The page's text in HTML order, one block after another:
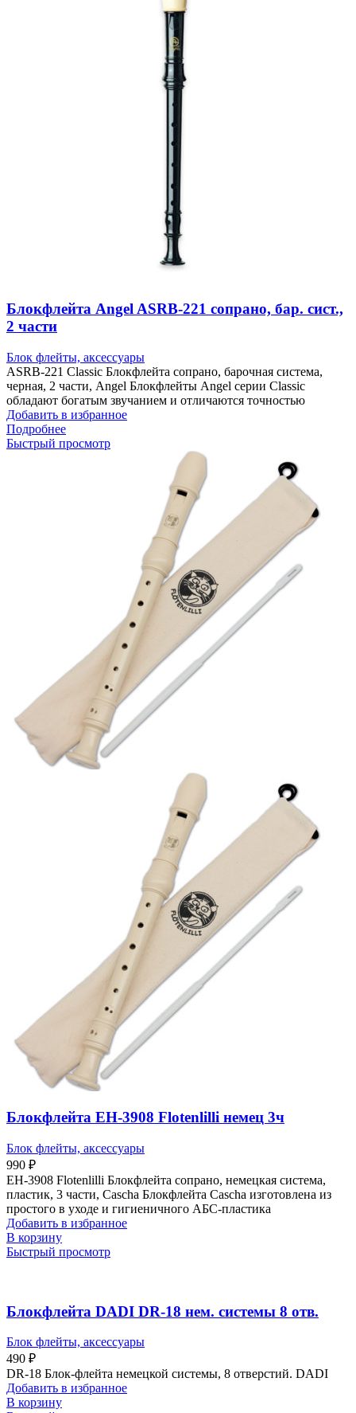
Блокфлейта Angel ASRB-221 сопрано, бар. сист.,
2 части
Блок флейты, аксессуары
ASRB-221 Classic Блокфлейта сопрано, барочная система,
черная, 2 части, Angel Блокфлейты Angel серии Classic
обладают богатым звучанием и отличаются точностью
Добавить в избранное
Подробнее
Быстрый просмотр
Блокфлейта EH-3908 Flotenlilli немец 3ч
Блок флейты, аксессуары
990 ₽
EH-3908 Flotenlilli Блокфлейта сопрано, немецкая система,
пластик, 3 части, Cascha Блокфлейта Cascha изготовлена из
простого в уходе и гигиеничного АБС-пластика
Добавить в избранное
В корзину
Быстрый просмотр
Блокфлейта DADI DR-18 нем. системы 8 отв.
Блок флейты, аксессуары
490 ₽
DR-18 Блок-флейта немецкой системы, 8 отверстий. DADI
Добавить в избранное
В корзину